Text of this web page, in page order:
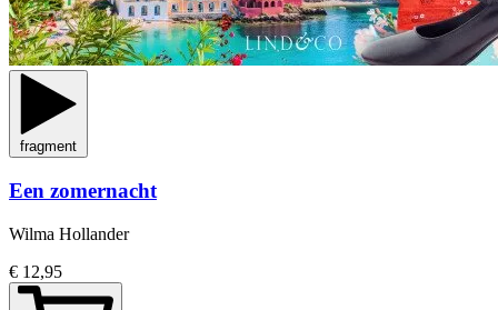
fragment
Een zomernacht
Wilma Hollander
€ 12,95